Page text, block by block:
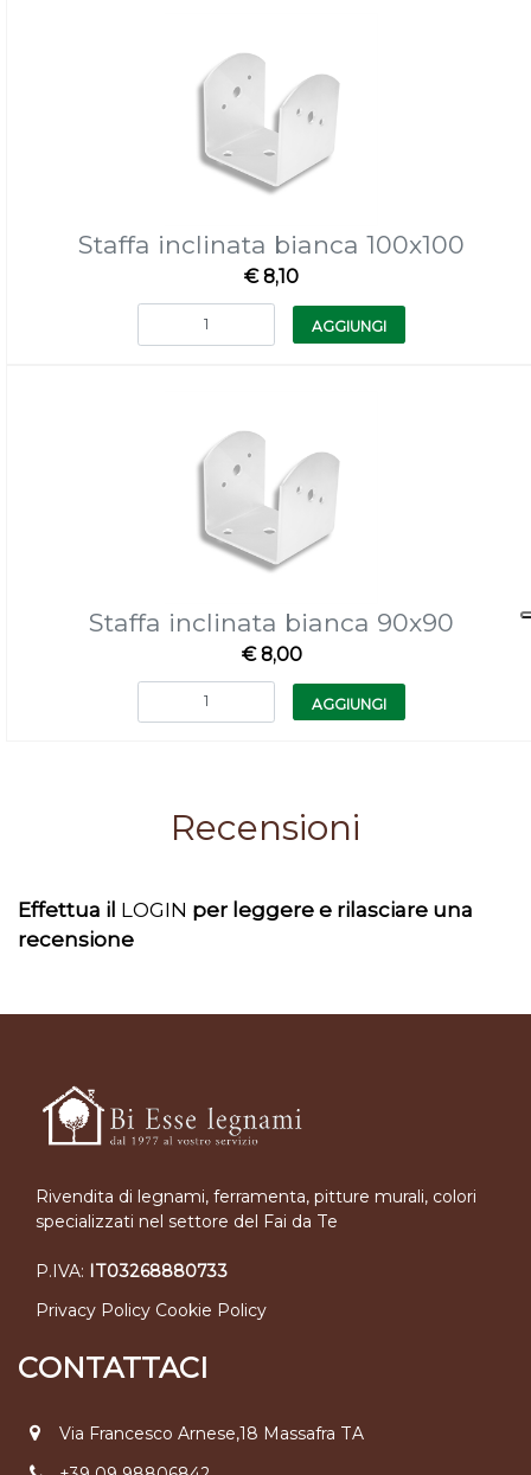
Staffa inclinata bianca 100x100
€ 8,10
Quantità
AGGIUNGI
Staffa inclinata bianca 90x90
€ 8,00
Quantità
AGGIUNGI
Recensioni
Effettua il LOGIN per leggere e rilasciare una
recensione
Rivendita di legnami, ferramenta, pitture murali, colori
specializzati nel settore del Fai da Te
P.IVA: IT03268880733
Privacy Policy Cookie Policy
CONTATTACI
Via Francesco Arnese,18 Massafra TA